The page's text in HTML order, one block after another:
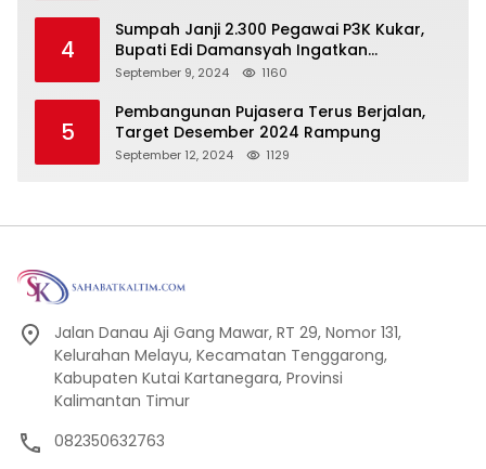
4
Sumpah Janji 2.300 Pegawai P3K Kukar,
Bupati Edi Damansyah Ingatkan
Tanggung Jawab Baru
September 9, 2024 1160
5
Pembangunan Pujasera Terus Berjalan,
Target Desember 2024 Rampung
September 12, 2024 1129
Jalan Danau Aji Gang Mawar, RT 29, Nomor 131,
Kelurahan Melayu, Kecamatan Tenggarong,
Kabupaten Kutai Kartanegara, Provinsi
Kalimantan Timur
082350632763